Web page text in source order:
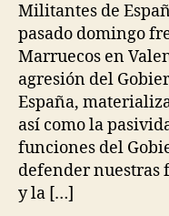
Militantes de
pasado domingo
Marruecos en
agresión del
España,
así como la
funciones del
defender nuestras
y la […]